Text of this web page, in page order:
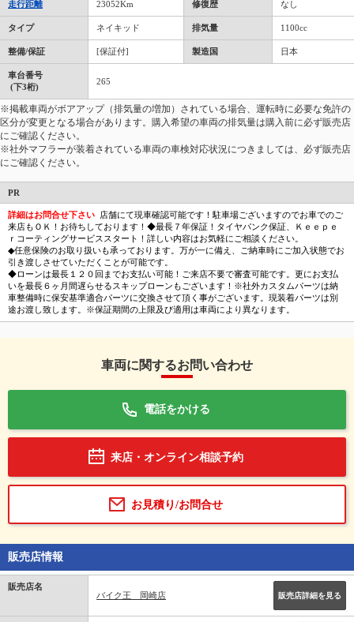
走行距離 23052Km 修復歴 なし
タイプ ネイキッド 排気量 1100cc
整備/保証 [保証付] 製造国 日本
車台番号
(下3桁)
265
※掲載車両がボアアップ（排気量の増加）されている場合、運転時に必要な免許の
区分が変更となる場合があります。購入希望の車両の排気量は購入前に必ず販売店
にご確認ください。
※社外マフラーが装着されている車両の車検対応状況につきましては、必ず販売店
にご確認ください。
PR
詳細はお問合せ下さい 店舗にて現車確認可能です！駐車場ございますのでお車でのご
来店もＯＫ！お待ちしております！◆最長７年保証！タイヤパンク保証、Ｋｅｅｐｅ
ｒコーティングサービススタート！詳しい内容はお気軽にご相談ください。
◆任意保険のお取り扱いも承っております。万が一に備え、ご納車時にご加入状態でお
引き渡しさせていただくことが可能です。
◆ローンは最長１２０回までお支払い可能！ご来店不要で審査可能です。更にお支払
いを最長６ヶ月間遅らせるスキップローンもございます！※社外カスタムパーツは納
車整備時に保安基準適合パーツに交換させて頂く事がございます。現装着パーツは別
途お渡し致します。※保証期間の上限及び適用は車両により異なります。
車両に関するお問い合わせ
電話をかける
来店・オンライン相談予約
お見積り/お問合せ
販売店情報
販売店名
バイク王 岡崎店
販売店詳細を見る